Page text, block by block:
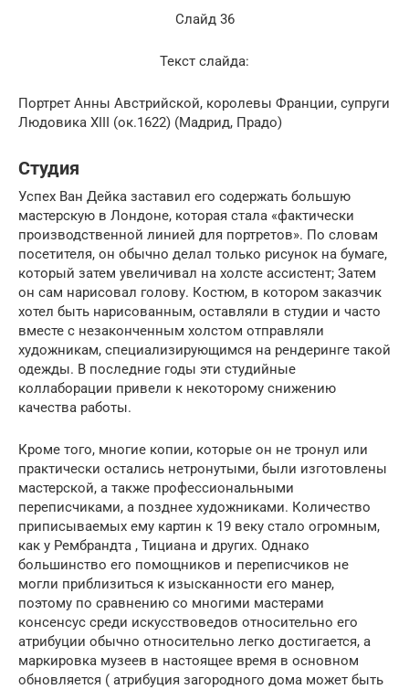
Слайд 36
Текст слайда:
Портрет Анны Австрийской, королевы Франции, супруги
Людовика XIII (ок.1622) (Мадрид, Прадо)
Студия
Успех Ван Дейка заставил его содержать большую
мастерскую в Лондоне, которая стала «фактически
производственной линией для портретов». По словам
посетителя, он обычно делал только рисунок на бумаге,
который затем увеличивал на холсте ассистент; Затем
он сам нарисовал голову. Костюм, в котором заказчик
хотел быть нарисованным, оставляли в студии и часто
вместе с незаконченным холстом отправляли
художникам, специализирующимся на рендеринге такой
одежды. В последние годы эти студийные
коллаборации привели к некоторому снижению
качества работы.
Кроме того, многие копии, которые он не тронул или
практически остались нетронутыми, были изготовлены
мастерской, а также профессиональными
переписчиками, а позднее художниками. Количество
приписываемых ему картин к 19 веку стало огромным,
как у Рембрандта , Тициана и других. Однако
большинство его помощников и переписчиков не
могли приблизиться к изысканности его манер,
поэтому по сравнению со многими мастерами
консенсус среди искусствоведов относительно его
атрибуции обычно относительно легко достигается, а
маркировка музеев в настоящее время в основном
обновляется ( атрибуция загородного дома может быть